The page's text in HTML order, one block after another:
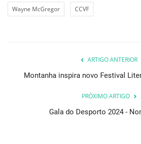
Wayne McGregor CCVF
ARTIGO ANTERIOR
Montanha inspira novo Festival
PRÓXIMO ARTIGO
Gala do Desporto 2024 -